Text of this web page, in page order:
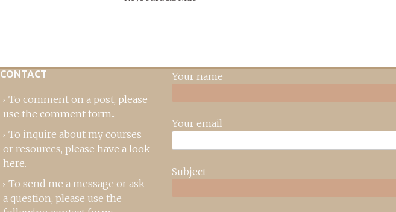
CONTACT
To comment on a post, please
use the comment form..
To inquire about my courses
or resources, please have a look
here.
To send me a message or ask
a question, please use the
Your name
Your email
Subject